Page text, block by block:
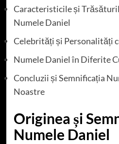
Caracteristicile și
Numele Daniel
Celebrități și Personalități
Numele Daniel în Diferite
Concluzii și Semnificația
Noastre
Originea și
Numele Daniel